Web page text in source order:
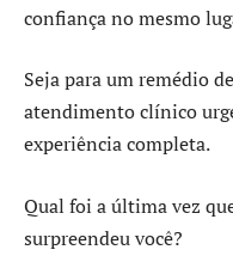
confiança no mesmo
Seja para um remédio
atendimento clínico
experiência completa.
Qual foi a última vez
surpreendeu você?